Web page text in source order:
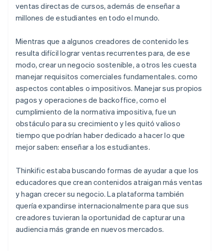
ventas directas de cursos, además de enseñar a
millones de estudiantes en todo el mundo.
Mientras que a algunos creadores de contenido les
resulta difícil lograr ventas recurrentes para, de ese
modo, crear un negocio sostenible, a otros les cuesta
manejar requisitos comerciales fundamentales. como
aspectos contables o impositivos. Manejar sus propios
pagos y operaciones de backoffice, como el
cumplimiento de la normativa impositiva, fue un
obstáculo para su crecimiento y les quitó valioso
tiempo que podrían haber dedicado a hacer lo que
mejor saben: enseñar a los estudiantes.
Thinkific estaba buscando formas de ayudar a que los
educadores que crean contenidos atraigan más ventas
y hagan crecer su negocio. La plataforma también
quería expandirse internacionalmente para que sus
creadores tuvieran la oportunidad de capturar una
audiencia más grande en nuevos mercados.